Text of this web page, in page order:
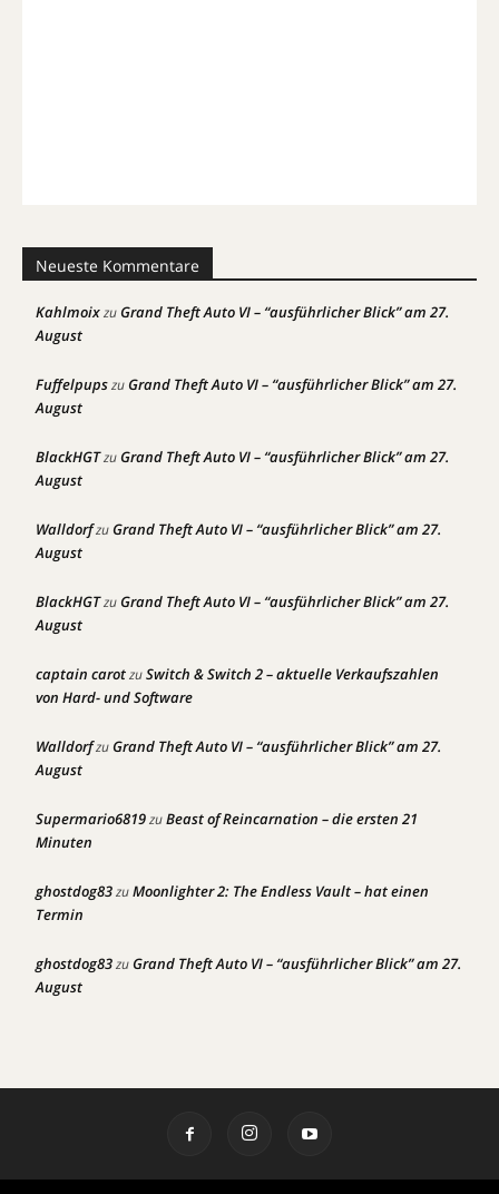
Neueste Kommentare
KahlmoixzuGrand Theft Auto VI – “ausführlicher Blick” am 27.
August
FuffelpupszuGrand Theft Auto VI – “ausführlicher Blick” am 27.
August
BlackHGTzuGrand Theft Auto VI – “ausführlicher Blick” am 27.
August
WalldorfzuGrand Theft Auto VI – “ausführlicher Blick” am 27.
August
BlackHGTzuGrand Theft Auto VI – “ausführlicher Blick” am 27.
August
captain carotzuSwitch & Switch 2 – aktuelle Verkaufszahlen
von Hard- und Software
WalldorfzuGrand Theft Auto VI – “ausführlicher Blick” am 27.
August
Supermario6819zuBeast of Reincarnation – die ersten 21
Minuten
ghostdog83zuMoonlighter 2: The Endless Vault – hat einen
Termin
ghostdog83zuGrand Theft Auto VI – “ausführlicher Blick” am 27.
August